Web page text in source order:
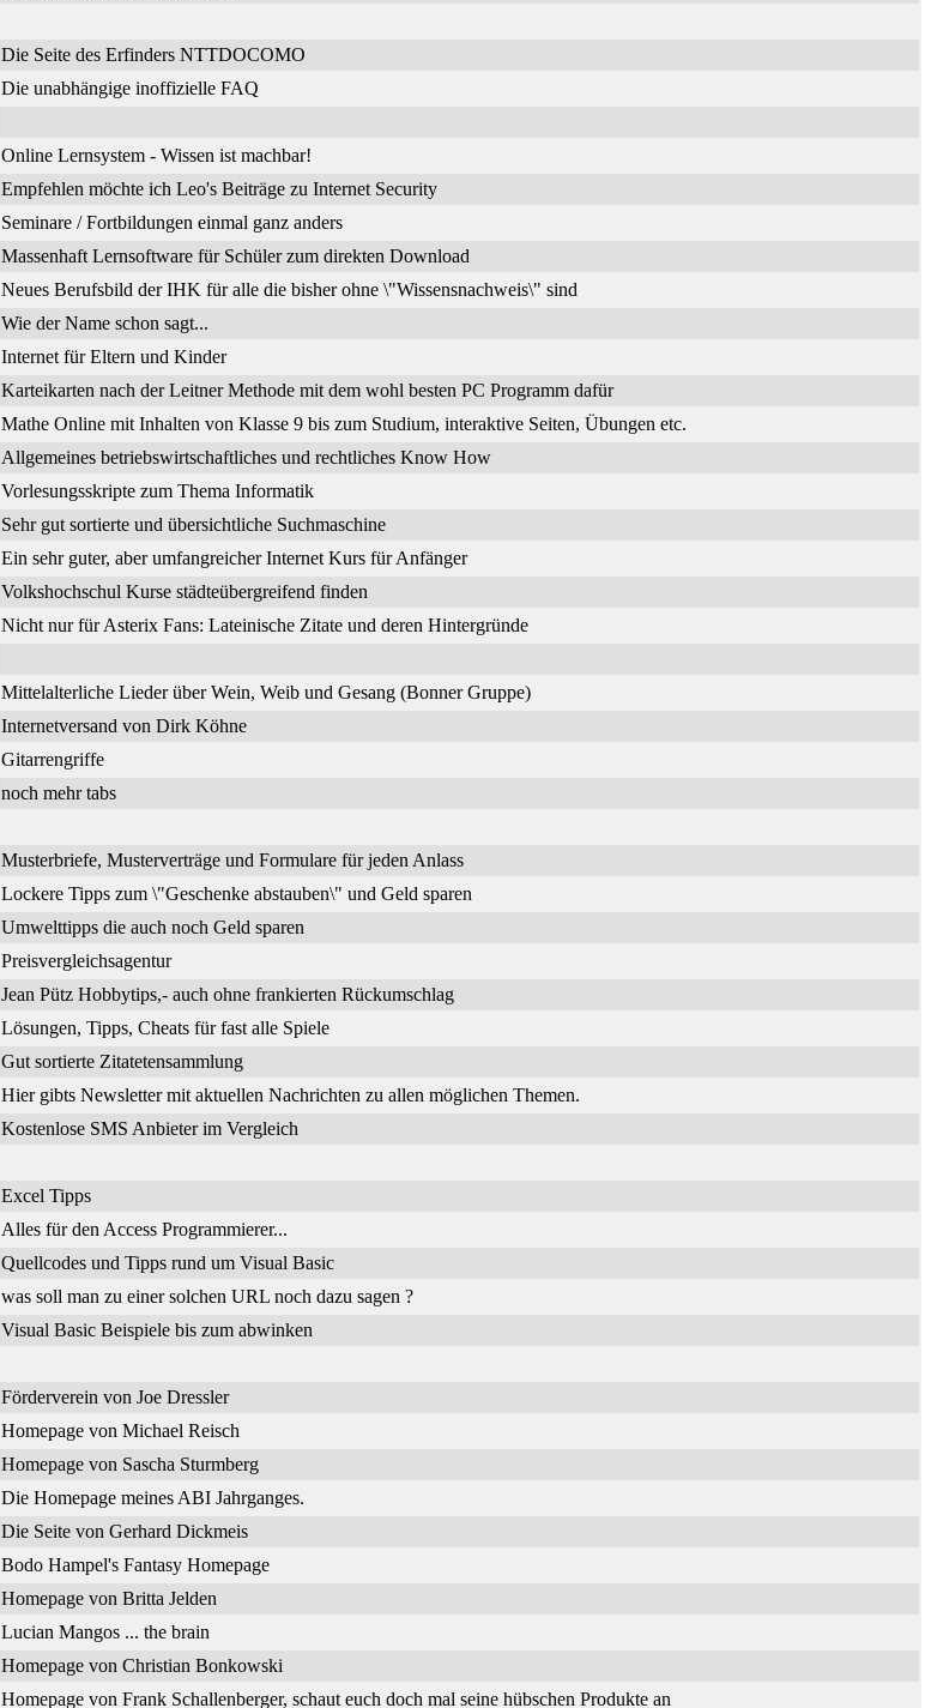
Die Seite des Erfinders NTTDOCOMO
Die unabhängige inoffizielle FAQ
Online Lernsystem - Wissen ist machbar!
Empfehlen möchte ich Leo's Beiträge zu Internet Security
Seminare / Fortbildungen einmal ganz anders
Massenhaft Lernsoftware für Schüler zum direkten Download
Neues Berufsbild der IHK für alle die bisher ohne \"Wissensnachweis\" sind
Wie der Name schon sagt...
Internet für Eltern und Kinder
Karteikarten nach der Leitner Methode mit dem wohl besten PC Programm dafür
Mathe Online mit Inhalten von Klasse 9 bis zum Studium, interaktive Seiten, Übungen etc.
Allgemeines betriebswirtschaftliches und rechtliches Know How
Vorlesungsskripte zum Thema Informatik
Sehr gut sortierte und übersichtliche Suchmaschine
Ein sehr guter, aber umfangreicher Internet Kurs für Anfänger
Volkshochschul Kurse städteübergreifend finden
Nicht nur für Asterix Fans: Lateinische Zitate und deren Hintergründe
Mittelalterliche Lieder über Wein, Weib und Gesang (Bonner Gruppe)
Internetversand von Dirk Köhne
Gitarrengriffe
noch mehr tabs
Musterbriefe, Musterverträge und Formulare für jeden Anlass
Lockere Tipps zum \"Geschenke abstauben\" und Geld sparen
Umwelttipps die auch noch Geld sparen
Preisvergleichsagentur
Jean Pütz Hobbytips,- auch ohne frankierten Rückumschlag
Lösungen, Tipps, Cheats für fast alle Spiele
Gut sortierte Zitatetensammlung
Hier gibts Newsletter mit aktuellen Nachrichten zu allen möglichen Themen.
Kostenlose SMS Anbieter im Vergleich
Excel Tipps
Alles für den Access Programmierer...
Quellcodes und Tipps rund um Visual Basic
was soll man zu einer solchen URL noch dazu sagen ?
Visual Basic Beispiele bis zum abwinken
Förderverein von Joe Dressler
Homepage von Michael Reisch
Homepage von Sascha Sturmberg
Die Homepage meines ABI Jahrganges.
Die Seite von Gerhard Dickmeis
Bodo Hampel's Fantasy Homepage
Homepage von Britta Jelden
Lucian Mangos ... the brain
Homepage von Christian Bonkowski
Homepage von Frank Schallenberger, schaut euch doch mal seine hübschen Produkte an